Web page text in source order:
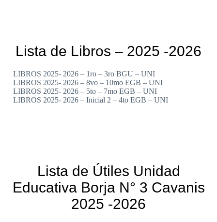
Lista de Libros – 2025 -2026
LIBROS 2025- 2026 – 1ro – 3ro BGU – UNI
LIBROS 2025- 2026 – 8vo – 10mo EGB – UNI
LIBROS 2025- 2026 – 5to – 7mo EGB – UNI
LIBROS 2025- 2026 – Inicial 2 – 4to EGB – UNI
Lista de Útiles Unidad
Educativa Borja N° 3 Cavanis
2025 -2026